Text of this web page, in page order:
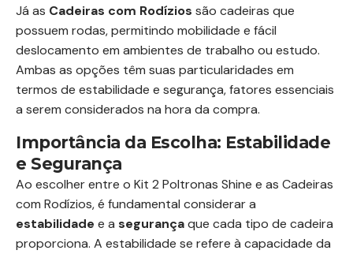
Já as Cadeiras com Rodízios são cadeiras que
possuem rodas, permitindo mobilidade e fácil
deslocamento em ambientes de trabalho ou estudo.
Ambas as opções têm suas particularidades em
termos de estabilidade e segurança, fatores essenciais
a serem considerados na hora da compra.
Importância da Escolha: Estabilidade
e Segurança
Ao escolher entre o Kit 2 Poltronas Shine e as Cadeiras
com Rodízios, é fundamental considerar a
estabilidade e a segurançaque cada tipo de cadeira
proporciona. A estabilidade se refere à capacidade da